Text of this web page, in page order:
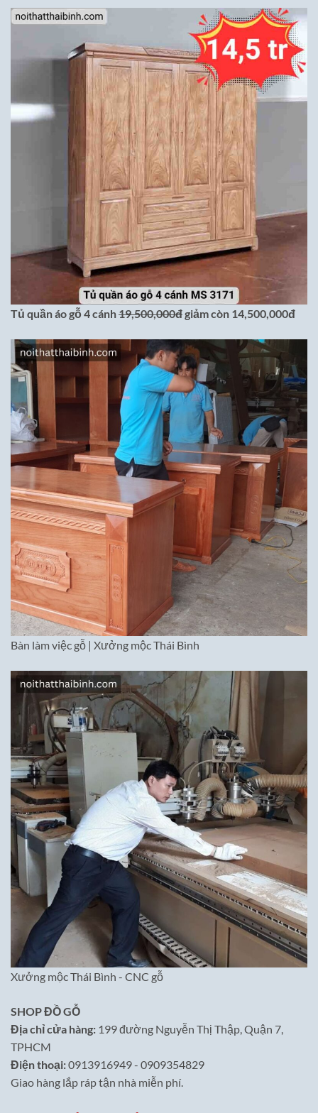
Tủ quần áo gỗ 4 cánh19,500,000đgiảm còn 14,500,000đ
Bàn làm việc gỗ | Xưởng mộc Thái Bình
Xưởng mộc Thái Bình - CNC gỗ
SHOP ĐỒ GỖ
Địa chỉ cửa hàng: 199 đường Nguyễn Thị Thập, Quận 7,
TPHCM
Điện thoại:0913916949 - 0909354829
Giao hàng lắp ráp tận nhà miễn phí.